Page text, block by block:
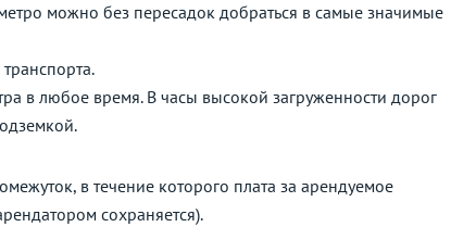
можно без пересадок добраться в самые значимые
в любое время. В часы высокой загруженности дорог
в течение которого плата за арендуемое
сохраняется).